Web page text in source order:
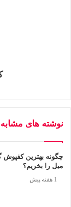
زباله‌ها برای حفظ
قرار دادن و
نوشته های مشابه
میل را بخریم؟
1 هفته پیش